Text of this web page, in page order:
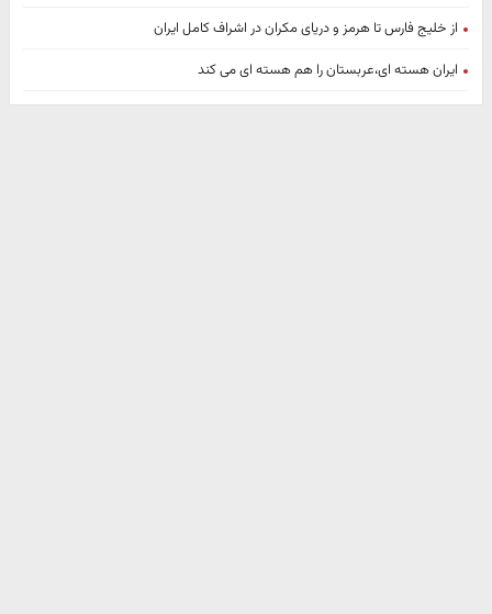
از خلیج فارس تا هرمز و دریای مکران در اشراف کامل ایران
ایران هسته ای،عربستان را هم هسته ای می کند